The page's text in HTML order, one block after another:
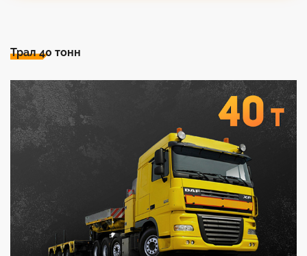
Трал 40 тонн